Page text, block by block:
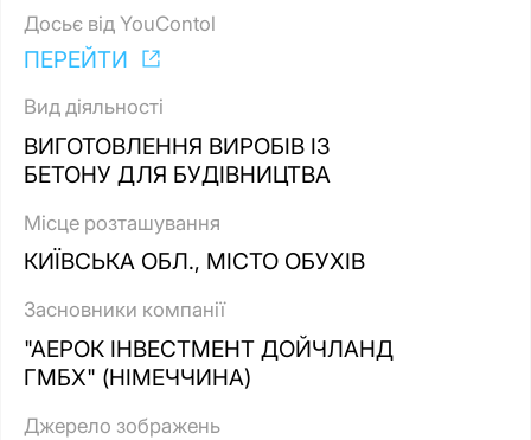
Досьє від YouContol
ПЕРЕЙТИ
Вид діяльності
ВИГОТОВЛЕННЯ ВИРОБІВ ІЗ
БЕТОНУ ДЛЯ БУДІВНИЦТВА
Місце розташування
КИЇВСЬКА ОБЛ., МІСТО ОБУХІВ
Засновники компанії
"АЕРОК ІНВЕСТМЕНТ ДОЙЧЛАНД
ГМБХ" (НІМЕЧЧИНА)
Джерело зображень